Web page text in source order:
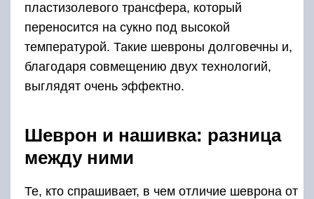
пластизолевого трансфера, который
переносится на сукно под высокой
температурой. Такие шевроны долговечны и,
благодаря совмещению двух технологий,
выглядят очень эффектно.
Шеврон и нашивка: разница
между ними
Те, кто спрашивает, в чем отличие шеврона от